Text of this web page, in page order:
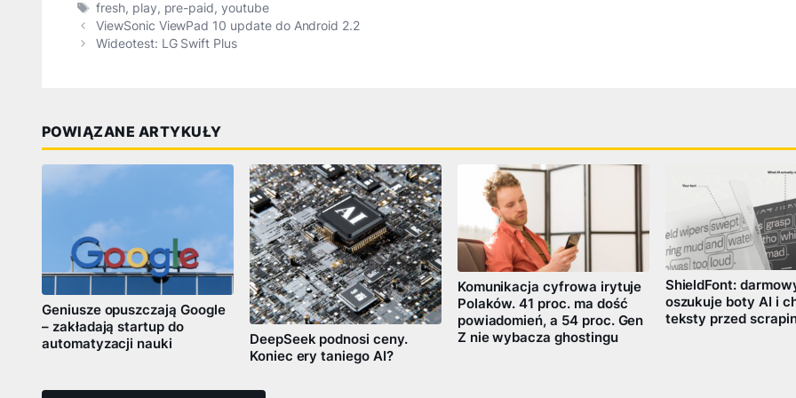
Tagi
fresh, play, pre-paid,youtube
ViewSonic ViewPad 10 update do Android 2.2
Wideotest: LG Swift Plus
POWIĄZANE ARTYKUŁY
Geniusze opuszczają Google
– zakładają startup do
automatyzacji nauki
DeepSeek podnosi ceny.
Koniec ery taniego AI?
Komunikacja cyfrowa irytuje
Polaków. 41 proc. ma dość
powiadomień, a 54 proc. Gen
Z nie wybacza ghostingu
ShieldFont:
oszukuje boty AI i
teksty przed